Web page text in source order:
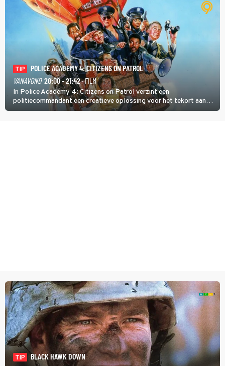
TIP
POLICE ACADEMY 4: CITIZENS ON PATROL
VANAVOND 20:00 - 21:42· FILM
In Police Academy 4: Citizens on Patrol verzint een
politiecommandant een creatieve oplossing voor het tekort aan
agenten.
TIP
BLACK HAWK DOWN